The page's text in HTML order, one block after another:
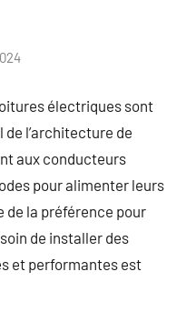
électriques sont
l’architecture de
aux conducteurs
pour alimenter leurs
de la préférence pour
de installer des
et performantes est